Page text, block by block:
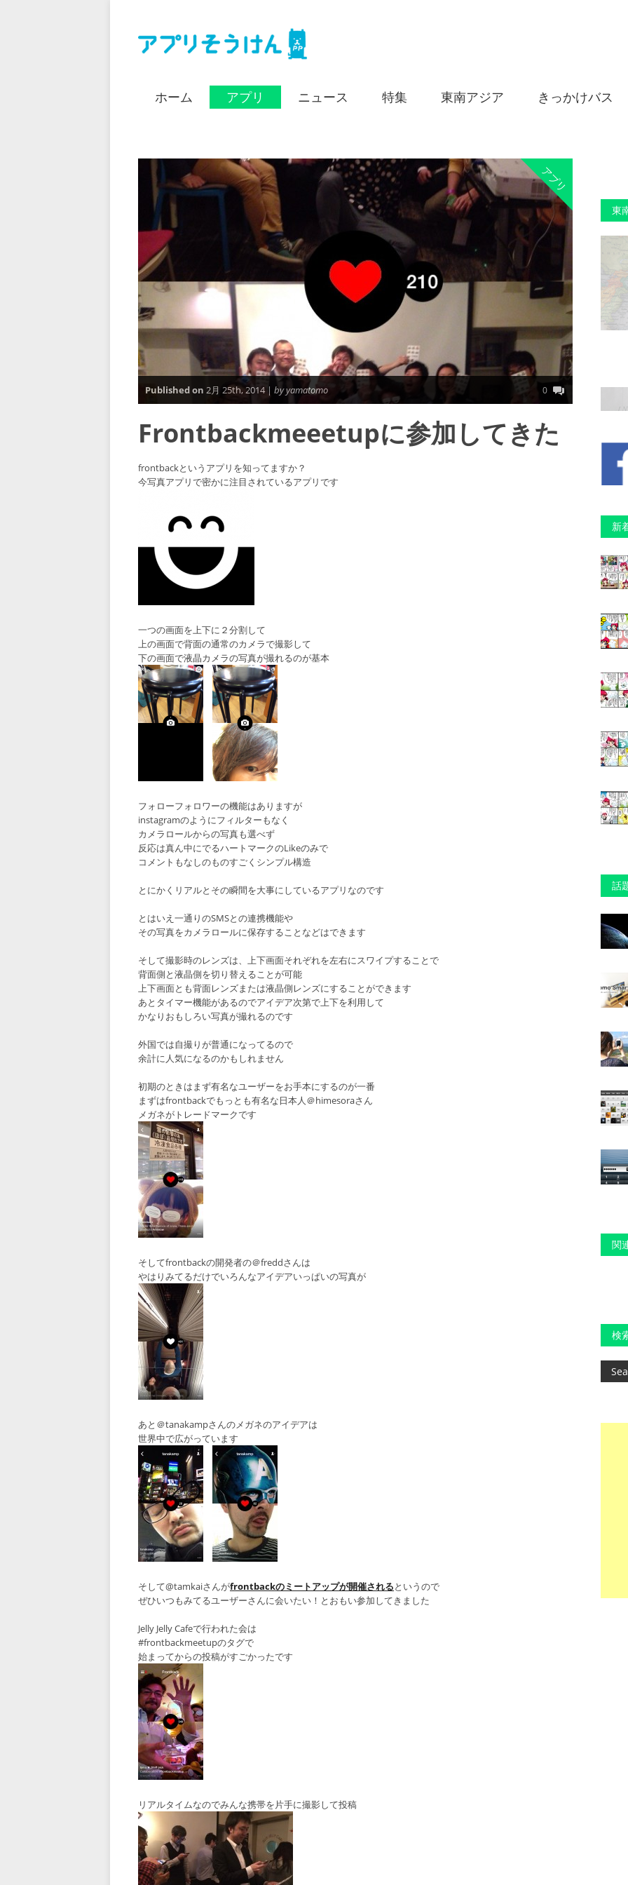
ホーム アプリ ニュース 特集 東南アジア きっかけバス
アプリ
Published on 2月 25th, 2014 | by yamatomo 0
Frontbackmeeetupに参加してきた
frontbackというアプリを知ってますか？
今写真アプリで密かに注目されているアプリです
一つの画面を上下に２分割して
上の画面で背面の通常のカメラで撮影して
下の画面で液晶カメラの写真が撮れるのが基本
フォローフォロワーの機能はありますが
instagramのようにフィルターもなく
カメラロールからの写真も選べず
反応は真ん中にでるハートマークのLikeのみで
コメントもなしのものすごくシンプル構造
とにかくリアルとその瞬間を大事にしているアプリなのです
とはいえ一通りのSMSとの連携機能や
その写真をカメラロールに保存することなどはできます
そして撮影時のレンズは、上下画面それぞれを左右にスワイプすることで
背面側と液晶側を切り替えることが可能
上下画面とも背面レンズまたは液晶側レンズにすることができます
あとタイマー機能があるのでアイデア次第で上下を利用して
かなりおもしろい写真が撮れるのです
外国では自撮りが普通になってるので
余計に人気になるのかもしれません
初期のときはまず有名なユーザーをお手本にするのが一番
まずはfrontbackでもっとも有名な日本人＠himesoraさん
メガネがトレードマークです
そしてfrontbackの開発者の＠freddさんは
やはりみてるだけでいろんなアイデアいっぱいの写真が
あと＠tanakampさんのメガネのアイデアは
世界中で広がっています
そして@tamkaiさんがfrontbackのミートアップが開催されるというので
ぜひいつもみてるユーザーさんに会いたい！とおもい参加してきました
Jelly Jelly Cafeで行われた会は
#frontbackmeetupのタグで
始まってからの投稿がすごかったです
リアルタイムなのでみんな携帯を片手に撮影して投稿
東
新
話
関
検